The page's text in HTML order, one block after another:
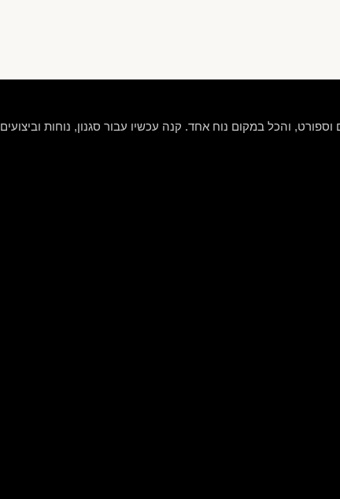
והכל במקום נוח אחד. קנה עכשיו עבור סגנון, נוחות וביצועים